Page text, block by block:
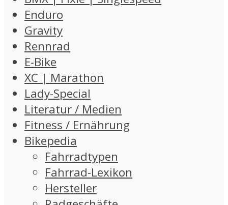
Enduro
Gravity
Rennrad
E-Bike
XC | Marathon
Lady-Special
Literatur / Medien
Fitness / Ernährung
Bikepedia
Fahrradtypen
Fahrrad-Lexikon
Hersteller